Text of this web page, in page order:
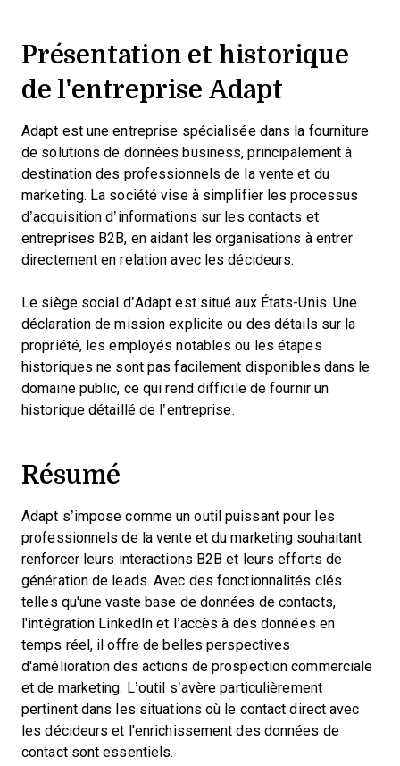
Présentation et historique
de l'entreprise Adapt
Adapt est une entreprise spécialisée dans la fourniture
de solutions de données business, principalement à
destination des professionnels de la vente et du
marketing. La société vise à simplifier les processus
d’acquisition d’informations sur les contacts et
entreprises B2B, en aidant les organisations à entrer
directement en relation avec les décideurs.
Le siège social d’Adapt est situé aux États-Unis. Une
déclaration de mission explicite ou des détails sur la
propriété, les employés notables ou les étapes
historiques ne sont pas facilement disponibles dans le
domaine public, ce qui rend difficile de fournir un
historique détaillé de l’entreprise.
Résumé
Adapt s’impose comme un outil puissant pour les
professionnels de la vente et du marketing souhaitant
renforcer leurs interactions B2B et leurs efforts de
génération de leads. Avec des fonctionnalités clés
telles qu'une vaste base de données de contacts,
l'intégration LinkedIn et l’accès à des données en
temps réel, il offre de belles perspectives
d'amélioration des actions de prospection commerciale
et de marketing. L’outil s’avère particulièrement
pertinent dans les situations où le contact direct avec
les décideurs et l'enrichissement des données de
contact sont essentiels.